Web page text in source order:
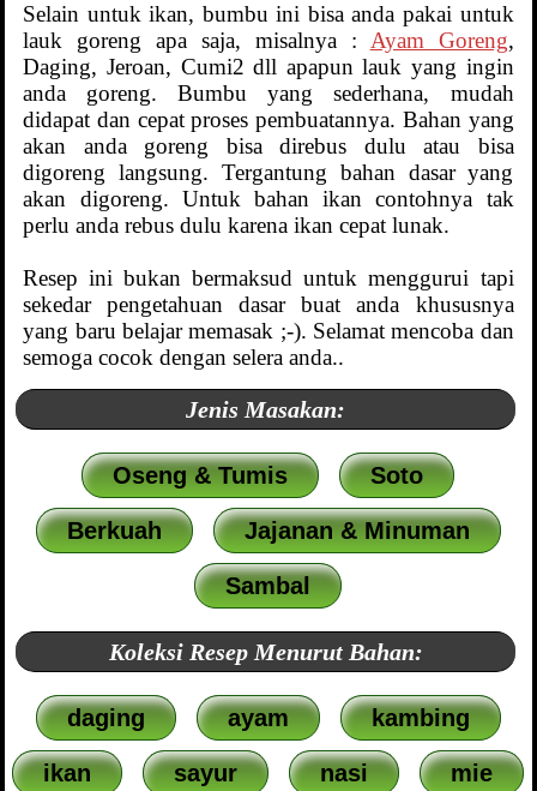
Selain untuk ikan, bumbu ini bisa anda pakai untuk
lauk goreng apa saja, misalnya : Ayam Goreng,
Daging, Jeroan, Cumi2 dll apapun lauk yang ingin
anda goreng. Bumbu yang sederhana, mudah
didapat dan cepat proses pembuatannya. Bahan yang
akan anda goreng bisa direbus dulu atau bisa
digoreng langsung. Tergantung bahan dasar yang
akan digoreng. Untuk bahan ikan contohnya tak
perlu anda rebus dulu karena ikan cepat lunak.
Resep ini bukan bermaksud untuk menggurui tapi
sekedar pengetahuan dasar buat anda khususnya
yang baru belajar memasak ;-). Selamat mencoba dan
semoga cocok dengan selera anda..
Jenis Masakan:
Oseng & Tumis Soto
Berkuah Jajanan & Minuman
Sambal
Koleksi Resep Menurut Bahan:
daging ayam kambing
ikan sayur nasi mie